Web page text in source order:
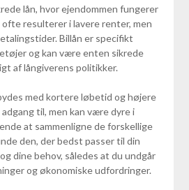
lån, hvor ejendommen fungerer
resulterer i lavere renter, men
Billån er specifikt
og kan være enten sikrede
af långiverens politikker.
med kortere løbetid og højere
til, men kan være dyre i
at sammenligne de forskellige
den, der bedst passer til din
dine behov, således at du undgår
og økonomiske udfordringer.